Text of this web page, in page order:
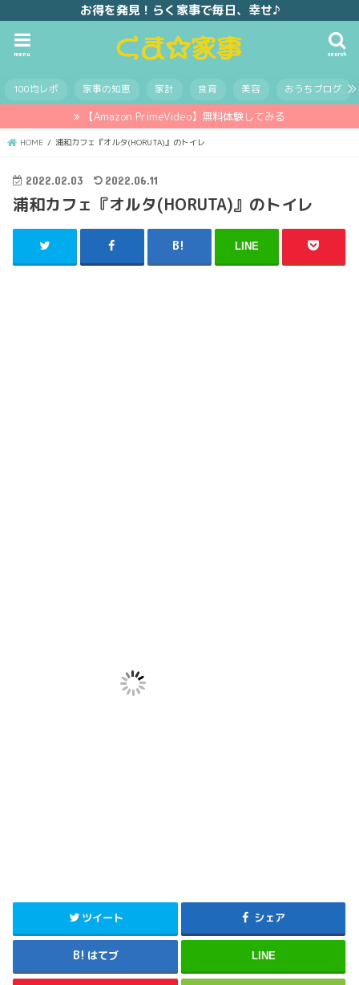
お得を発見！らく家事で毎日、幸せ♪
search
menu
100均レポ 家事の知恵 家計 食育 美容 おうちブログ
【Amazon PrimeVideo】無料体験してみる
HOME 浦和カフェ『オルタ(HORUTA)』のトイレ
2022.02.03 2022.06.11
浦和カフェ『オルタ(HORUTA)』のトイレ
LINE
ツイート シェア
はてブ LINE